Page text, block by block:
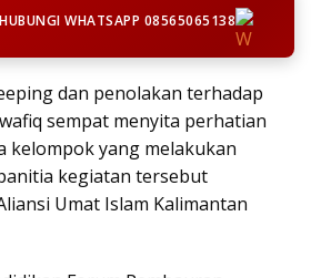
WHATSAPP 08565065138
dan penolakan terhadap
sempat menyita perhatian
kelompok yang melakukan
kegiatan tersebut
Umat Islam Kalimantan